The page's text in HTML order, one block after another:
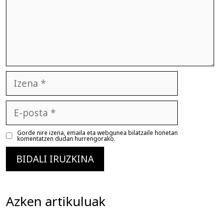
posta
Gorde nire izena, emaila eta webgunea bilatzaile honetan
komentatzen dudan hurrengorako.
Azken artikuluak